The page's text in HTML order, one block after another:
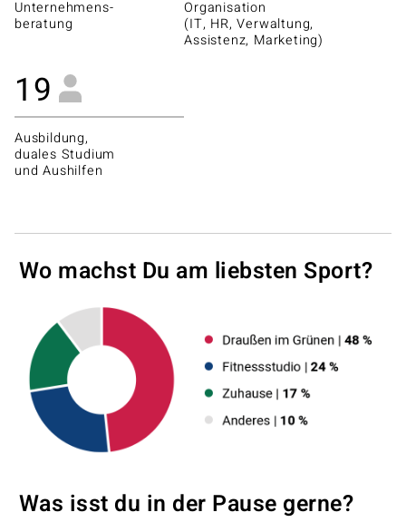
Unternehmens-
beratung
Organisation
(IT, HR, Verwaltung,
Assistenz, Marketing)
19
Ausbildung,
duales Studium
und Aushilfen
Wo machst Du am liebsten Sport?
Was isst du in der Pause gerne?